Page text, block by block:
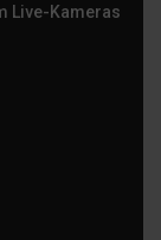
Live-Kameras